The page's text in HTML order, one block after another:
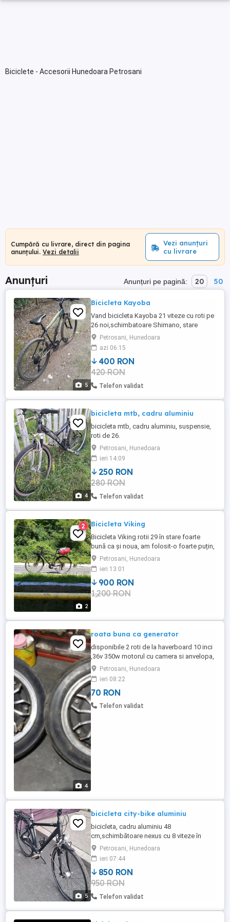
Biciclete - Accesorii Hunedoara Petrosani
Cumpără cu livrare, direct din pagina
anunțului. Vezi detalii
Vezi anunțuri
cu livrare
Anunțuri Anunțuri pe pagină: 20 50
5
Bicicleta Kayoba
Vand bicicleta Kayoba 21 viteze cu roti pe
26 noi,schimbatoare Shimano, stare
noua,nefolosita,fabricata in Suedia.Detalii
si imagini pe watsapp sau telefon
Petrosani, Hunedoara
azi 06:15
400 RON
420 RON
Telefon validat
4
bicicleta mtb, cadru aluminiu
bicicleta mtb, cadru aluminiu, suspensie,
roti de 26.
Petrosani, Hunedoara
ieri 14:09
250 RON
280 RON
Telefon validat
2
2 Bicicleta Viking
Bicicleta Viking rotii 29 în stare foarte
bună ca și noua, am folosit-o foarte puțin,
21 viteze ,neagra ,nezgiriata ,intretinuta
Petrosani, Hunedoara
ieri 13:01
900 RON
1,200 RON
4
roata buna ca generator
disponibile 2 roti de la haverboard 10 inci
,36v 350w motorul cu camera si anvelopa,
70 bucata sau 120 amandoua, pretabile si
pentru generatoare de curent electric
Petrosani, Hunedoara
ieri 08:22
70 RON
Telefon validat
5
bicicleta city-bike aluminiu
bicicleta, cadru aluminiu 48
cm,schimbătoare nexus cu 8 viteze în
butuc, suspensie față si în tija de la sa,
frână spate pe torpedou și pe saboți,
jante duble, dinam în butucul față,far,stop,
cric,portbagaj, roti de 28.
Petrosani, Hunedoara
ieri 07:44
850 RON
950 RON
Telefon validat